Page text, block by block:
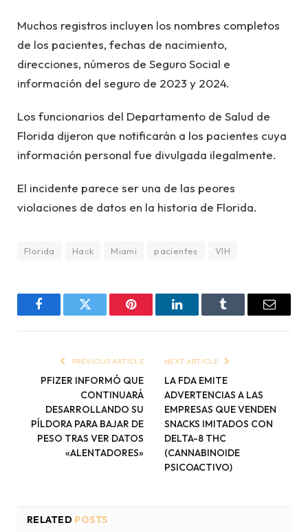
Muchos registros incluyen los nombres completos
de los pacientes, fechas de nacimiento,
direcciones, números de Seguro Social e
información del seguro de 2023 y 2024.
Los funcionarios del Departamento de Salud de
Florida dijeron que notificarán a los pacientes cuya
información personal fue divulgada ilegalmente.
El incidente parece ser una de las peores
violaciones de datos en la historia de Florida.
Florida Hack Miami pacientes VIH
FacebookTwitter Pinterest LinkedInTumblr Email
PREVIOUS ARTICLE
PFIZER INFORMÓ QUE
CONTINUARÁ
DESARROLLANDO SU
PÍLDORA PARA BAJAR DE
PESO TRAS VER DATOS
«ALENTADORES»
NEXT ARTICLE
LA FDA EMITE
ADVERTENCIAS A LAS
EMPRESAS QUE VENDEN
SNACKS IMITADOS CON
DELTA-8 THC
(CANNABINOIDE
PSICOACTIVO)
RELATED POSTS